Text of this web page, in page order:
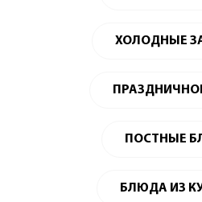
ХОЛОДНЫЕ
ПОСТНЫЕ
БЛЮДА ИЗ